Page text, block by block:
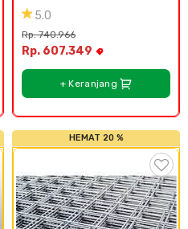
5.0
Rp. 740.966
Rp. 607.349
+ Keranjang
HEMAT 20 %